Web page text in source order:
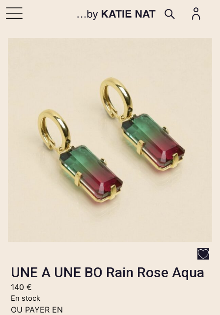
UNE A UNE BO Rain Rose Aqua
140€
En stock
OU PAYER EN